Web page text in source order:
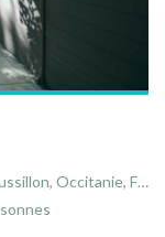
Occitanie, France